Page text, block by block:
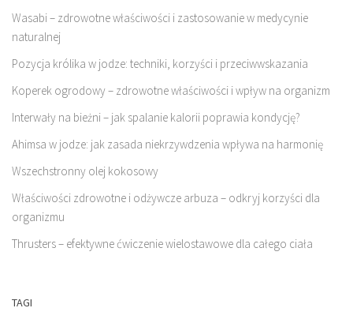
Wasabi – zdrowotne właściwości i zastosowanie w medycynie
naturalnej
Pozycja królika w jodze: techniki, korzyści i przeciwwskazania
Koperek ogrodowy – zdrowotne właściwości i wpływ na organizm
Interwały na bieżni – jak spalanie kalorii poprawia kondycję?
Ahimsa w jodze: jak zasada niekrzywdzenia wpływa na harmonię
Wszechstronny olej kokosowy
Właściwości zdrowotne i odżywcze arbuza – odkryj korzyści dla
organizmu
Thrusters – efektywne ćwiczenie wielostawowe dla całego ciała
TAGI